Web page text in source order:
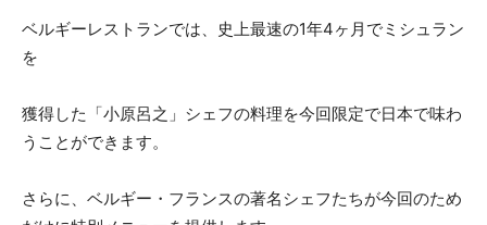
ベルギーレストランでは、史上最速の1年4ヶ月でミシュラン
を
獲得した「小原呂之」シェフの料理を今回限定で日本で味わ
うことができます。
さらに、ベルギー・フランスの著名シェフたちが今回のため